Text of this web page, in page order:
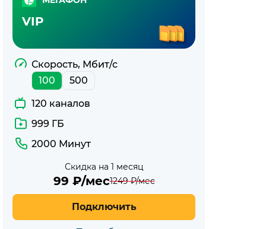
VIP
Скорость, Мбит/с
100
500
120 каналов
999 ГБ
2000 Минут
Скидка на 1 месяц
99 ₽/мес1249₽/мес
Подключить